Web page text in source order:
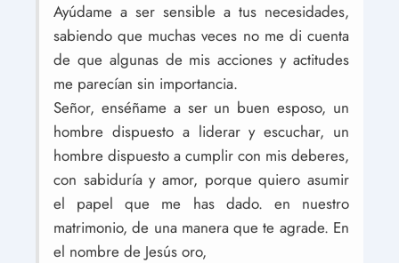
Ayúdame a ser sensible a tus necesidades,
sabiendo que muchas veces no me di cuenta
de que algunas de mis acciones y actitudes
me parecían sin importancia.
Señor, enséñame a ser un buen esposo, un
hombre dispuesto a liderar y escuchar, un
hombre dispuesto a cumplir con mis deberes,
con sabiduría y amor, porque quiero asumir
el papel que me has dado. en nuestro
matrimonio, de una manera que te agrade. En
el nombre de Jesús oro,